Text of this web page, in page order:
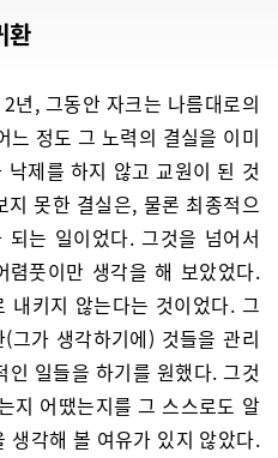
환
년, 그동안 자크는 나름대로의
느 정도 그 노력의 결실을 이미
제를 하지 않고 교원이 된 것
못한 결실은, 물론 최종적으
는 일이었다. 그것을 넘어서
풋이만 생각을 해 보았었다.
내키지 않는다는 것이었다. 그
그가 생각하기에) 것들을 관리
일들을 하기를 원했다. 그것
지 어땠는지를 그 스스로도 알
생각해 볼 여유가 있지 않았다.